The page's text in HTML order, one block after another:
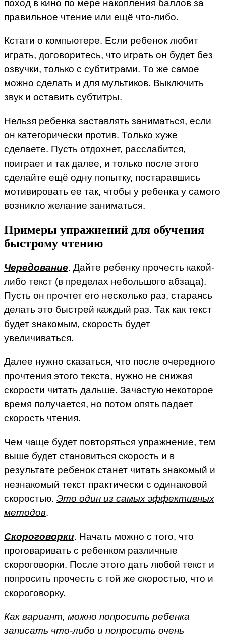
поход в кино по мере накопления баллов за
правильное чтение или ещё что-либо.
Кстати о компьютере. Если ребенок любит
играть, договоритесь, что играть он будет без
озвучки, только с субтитрами. То же самое
можно сделать и для мультиков. Выключить
звук и оставить субтитры.
Нельзя ребенка заставлять заниматься, если
он категорически против. Только хуже
сделаете. Пусть отдохнет, расслабится,
поиграет и так далее, и только после этого
сделайте ещё одну попытку, постаравшись
мотивировать ее так, чтобы у ребенка у самого
возникло желание заниматься.
Примеры упражнений для обучения
быстрому чтению
Чередование. Дайте ребенку прочесть какой-
либо текст (в пределах небольшого абзаца).
Пусть он прочтет его несколько раз, стараясь
делать это быстрей каждый раз. Так как текст
будет знакомым, скорость будет
увеличиваться.
Далее нужно сказаться, что после очередного
прочтения этого текста, нужно не снижая
скорости читать дальше. Зачастую некоторое
время получается, но потом опять падает
скорость чтения.
Чем чаще будет повторяться упражнение, тем
выше будет становиться скорость и в
результате ребенок станет читать знакомый и
незнакомый текст практически с одинаковой
скоростью. Это один из самых эффективных
методов.
Скороговорки. Начать можно с того, что
проговаривать с ребенком различные
скороговорки. После этого дать любой текст и
попросить прочесть с той же скоростью, что и
скороговорку.
Как вариант, можно попросить ребенка
записать что-либо и попросить очень